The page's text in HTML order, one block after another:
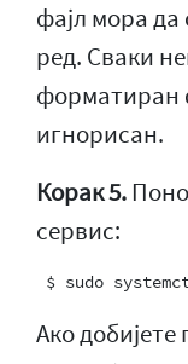
фајл мора да
ред. Сваки
форматиран
игнорисан.
Корак 5.
сервис:
Ако